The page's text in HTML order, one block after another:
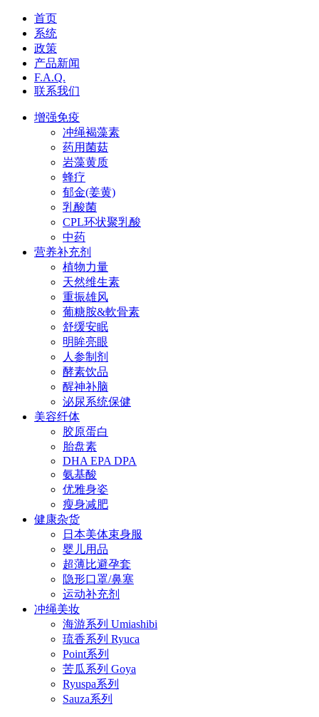
首页
系统
政策
产品新闻
F.A.Q.
联系我们
增强免疫
冲绳褐藻素
药用菌菇
岩藻黄质
蜂疗
郁金(姜黄)
乳酸菌
CPL环状聚乳酸
中药
营养补充剂
植物力量
天然维生素
重振雄风
葡糖胺&軟骨素
舒缓安眠
明眸亮眼
人参制剂
酵素饮品
醒神补脑
泌尿系统保健
美容纤体
胶原蛋白
胎盘素
DHA EPA DPA
氨基酸
优雅身姿
瘦身减肥
健康杂货
日本美体束身服
婴儿用品
超薄比避孕套
隐形口罩/鼻塞
运动补充剂
冲绳美妆
海游系列 Umiashibi
琉香系列 Ryuca
Point系列
苦瓜系列 Goya
Ryuspa系列
Sauza系列